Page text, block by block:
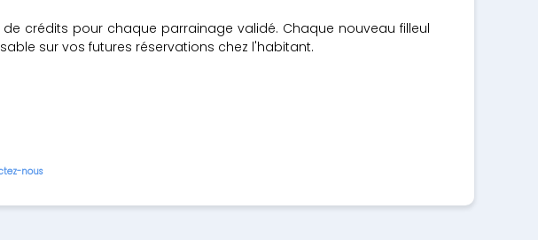
crédits pour chaque parrainage validé. Chaque nouveau filleul
sur vos futures réservations chez l'habitant.
nous